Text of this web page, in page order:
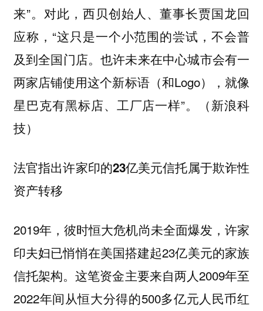
来”。对此，西贝创始人、董事长贾国龙回
应称，“这只是一个小范围的尝试，不会普
及到全国门店。也许未来在中心城市会有一
两家店铺使用这个新标语（和Logo），就像
星巴克有黑标店、工厂店一样”。（新浪科
技）
法官指出许家印的23亿美元信托属于欺诈性
资产转移
2019年，彼时恒大危机尚未全面爆发，许家
印夫妇已悄悄在美国搭建起23亿美元的家族
信托架构。这笔资金主要来自两人2009年至
2022年间从恒大分得的500多亿元人民币红